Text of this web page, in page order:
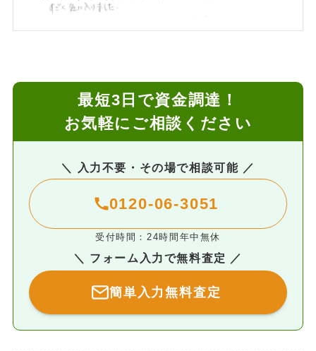
最短3日で資金調達！
お気軽にご相談ください
＼ 入力不要・その場で相談可能 ／
0120-06-3051
受付時間：24時間年中無休
＼ フォーム入力で無料査定 ／
簡単入力無料査定